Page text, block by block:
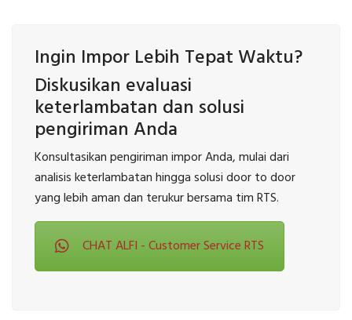
Ingin Impor Lebih Tepat Waktu?
Diskusikan evaluasi
keterlambatan dan solusi
pengiriman Anda
Konsultasikan pengiriman impor Anda, mulai dari
analisis keterlambatan hingga solusi door to door
yang lebih aman dan terukur bersama tim RTS.
CHAT ALFI - Customer Service RTS